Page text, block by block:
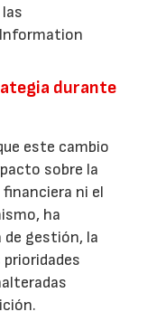
durante
este cambio
sobre la
ni el
ha
de gestión, la